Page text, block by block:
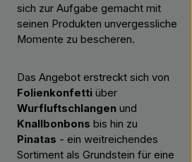
sich zur Aufgabe gemacht mit
seinen Produkten unvergessliche
Momente zu bescheren.
Das Angebot erstreckt sich von
Folienkonfetti über
Wurfluftschlangen und
Knallbonbons bis hin zu
Pinatas - ein weitreichendes
Sortiment als Grundstein für eine